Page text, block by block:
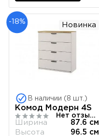
-18% Новинка
В наличии (8 шт.)
Комод Модерн 4S
Нет отзывов
Ширина
87.6 см
Высота
96.5 см